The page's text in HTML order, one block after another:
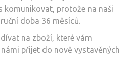
komunikovat, protože na naši
doba 36 měsíců.
na zboží, které vám
přijet do nově vystavěných